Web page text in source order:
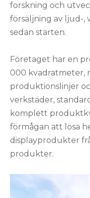
forskning och
försäljning av ljud-,
sedan starten.
Företaget har en
000 kvadratmeter,
produktionslinjer
verkstäder,
komplett
förmågan att lösa
displayprodukter
produkter.